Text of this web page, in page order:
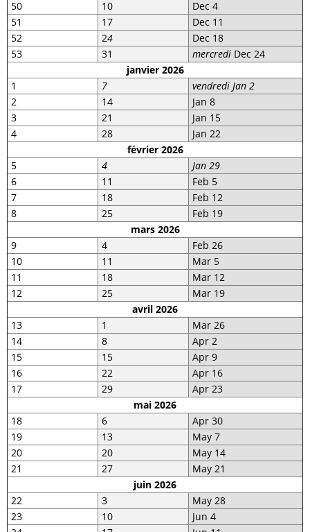
50 10
Dec 4
51
17
Dec 11
52
24
Dec 18
53
31 mercredi Dec 24
janvier 2026
1
7 vendredi Jan 2
2
14
Jan 8
3
21
Jan 15
4
28
Jan 22
février2026
5
4
Jan 29
6
11
Feb 5
7
18
Feb 12
8
25
Feb 19
mars 2026
9
4
Feb 26
10
11
Mar 5
11
18
Mar 12
12
25
Mar 19
avril 2026
13
1
Mar 26
14
8
Apr 2
15
15
Apr 9
16
22
Apr 16
17
29
Apr 23
mai 2026
18
6
Apr 30
19
13
May 7
20
20
May 14
21
27
May 21
juin 2026
22
3
May 28
23
10
Jun 4